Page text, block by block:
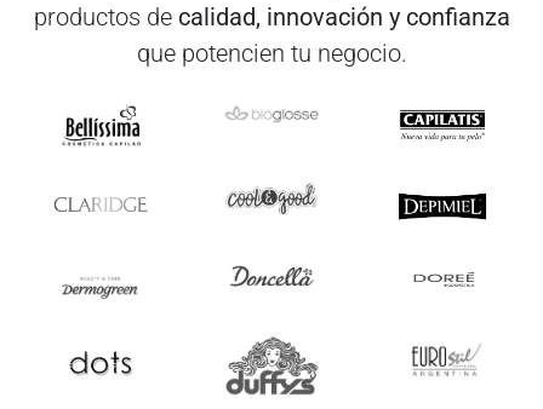
productos de calidad, innovación y confianza
que potencien tu negocio.